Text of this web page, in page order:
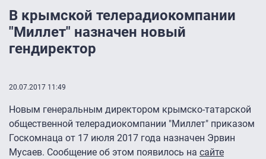
В крымской телерадиокомпании
"Миллет" назначен новый
гендиректор
20.07.2017 11:49
Новым генеральным директором крымско-татарской
общественной телерадиокомпании "Миллет" приказом
Госкомнаца от 17 июля 2017 года назначен Эрвин
Мусаев. Сообщение об этом появилось на сайте